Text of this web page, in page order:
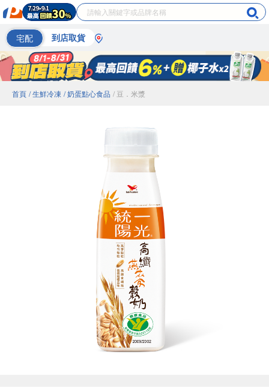
宅配 到店取貨
首頁 / 生鮮冷凍 / 奶蛋點心食品 / 豆．米漿